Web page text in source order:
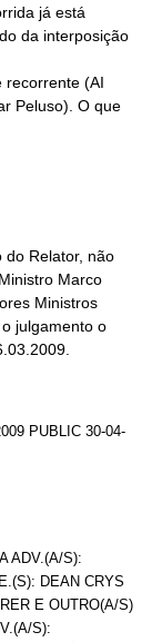
do Relator, não
Marco
Ministros
julgamento o
PUBLIC 30-04-
ADV.(A/S):
DEAN CRYS
E OUTRO(A/S)
S):